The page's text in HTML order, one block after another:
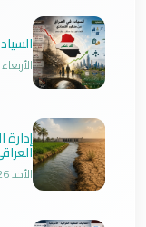
الأربعاء 29 تموز 2026
إدارة
الأحد 26 تموز 2026